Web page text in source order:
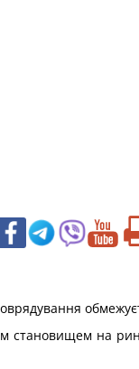
становищем на